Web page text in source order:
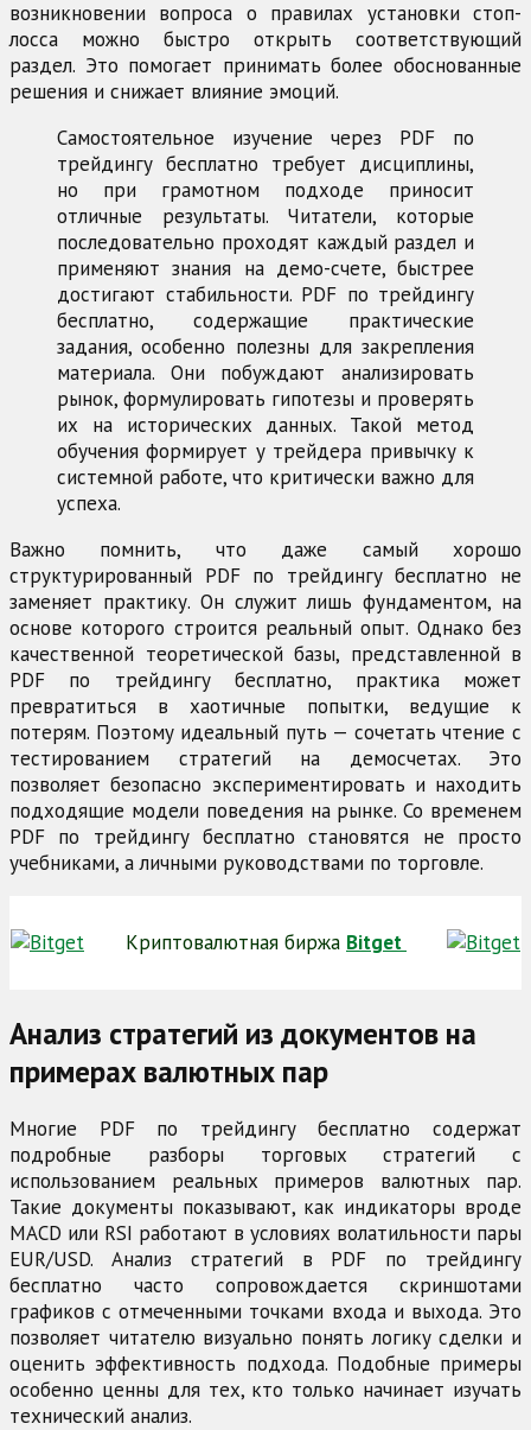
возникновении вопроса о правилах установки стоп-
лосса можно быстро открыть соответствующий
раздел. Это помогает принимать более обоснованные
решения и снижает влияние эмоций.
Самостоятельное изучение через PDF по
трейдингу бесплатно требует дисциплины,
но при грамотном подходе приносит
отличные результаты. Читатели, которые
последовательно проходят каждый раздел и
применяют знания на демо-счете, быстрее
достигают стабильности. PDF по трейдингу
бесплатно, содержащие практические
задания, особенно полезны для закрепления
материала. Они побуждают анализировать
рынок, формулировать гипотезы и проверять
их на исторических данных. Такой метод
обучения формирует у трейдера привычку к
системной работе, что критически важно для
успеха.
Важно помнить, что даже самый хорошо
структурированный PDF по трейдингу бесплатно не
заменяет практику. Он служит лишь фундаментом, на
основе которого строится реальный опыт. Однако без
качественной теоретической базы, представленной в
PDF по трейдингу бесплатно, практика может
превратиться в хаотичные попытки, ведущие к
потерям. Поэтому идеальный путь — сочетать чтение с
тестированием стратегий на демосчетах. Это
позволяет безопасно экспериментировать и находить
подходящие модели поведения на рынке. Со временем
PDF по трейдингу бесплатно становятся не просто
учебниками, а личными руководствами по торговле.
Криптовалютная биржа Bitget
Анализ стратегий из документов на
примерах валютных пар
Многие PDF по трейдингу бесплатно содержат
подробные разборы торговых стратегий с
использованием реальных примеров валютных пар.
Такие документы показывают, как индикаторы вроде
MACD или RSI работают в условиях волатильности пары
EUR/USD. Анализ стратегий в PDF по трейдингу
бесплатно часто сопровождается скриншотами
графиков с отмеченными точками входа и выхода. Это
позволяет читателю визуально понять логику сделки и
оценить эффективность подхода. Подобные примеры
особенно ценны для тех, кто только начинает изучать
технический анализ.